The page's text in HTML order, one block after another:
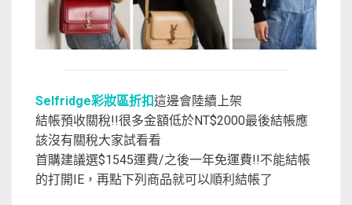
Selfridge彩妝區折扣這邊會陸續上架
結帳預收關稅!!很多金額低於NT$2000最後結帳應
該沒有關稅大家試看看
首購建議選$1545運費/之後一年免運費!!不能結帳
的打開IE，再點下列商品就可以順利結帳了